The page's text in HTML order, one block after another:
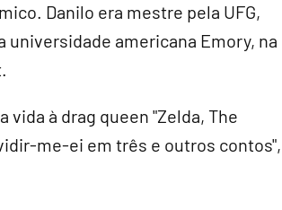
Danilo era mestre pela UFG,
universidade americana Emory, na
à drag queen "Zelda, The
me-ei em três e outros contos",